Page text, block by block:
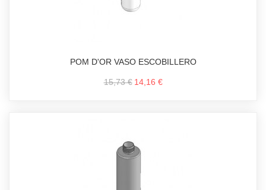
POM D'OR VASO ESCOBILLERO
15,73 € 14,16 €